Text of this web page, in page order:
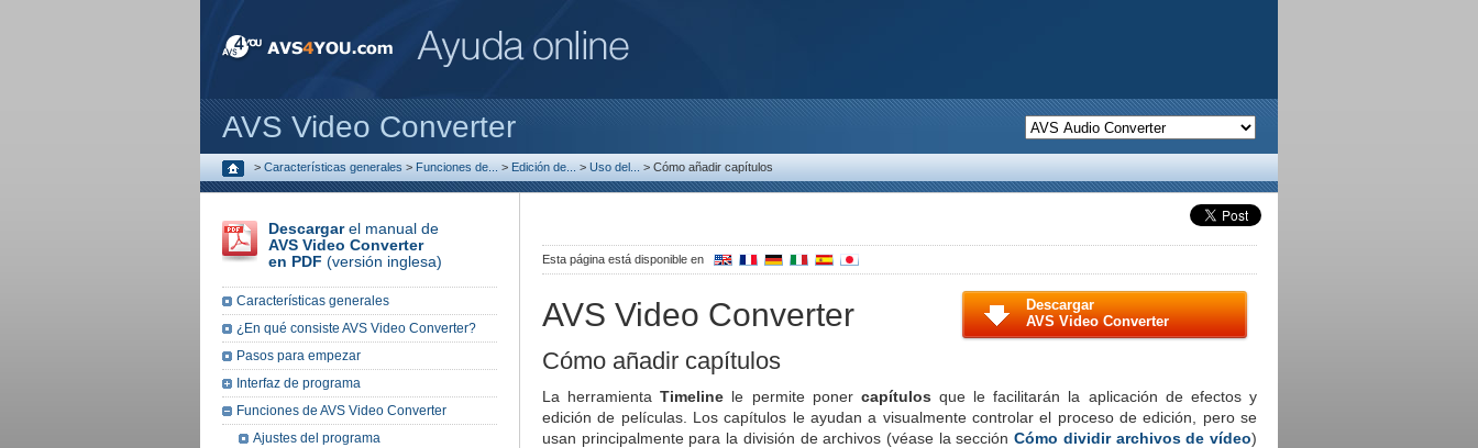
AVS Video Converter
> Características generales > Funciones de... > Edición de... > Uso del... > Cómo añadir capítulos
Esta página está disponible en
AVS Video Converter
Descargar
AVS Video Converter
Cómo añadir capítulos
La herramientaTimeline le permite poner capítulos que le facilitarán la aplicación de efectos y
edición de películas. Los capítulos le ayudan a visualmente controlar el proceso de edición, pero se
usan principalmente para la división de archivos (véase la secciónCómo dividir archivos de vídeo)
Descargarel manual de
AVS Video Converter
en PDF (versión inglesa)
Características generales
¿En qué consiste AVS Video Converter?
Pasos para empezar
Interfaz de programa
Funciones de AVS Video Converter
Ajustes del programa